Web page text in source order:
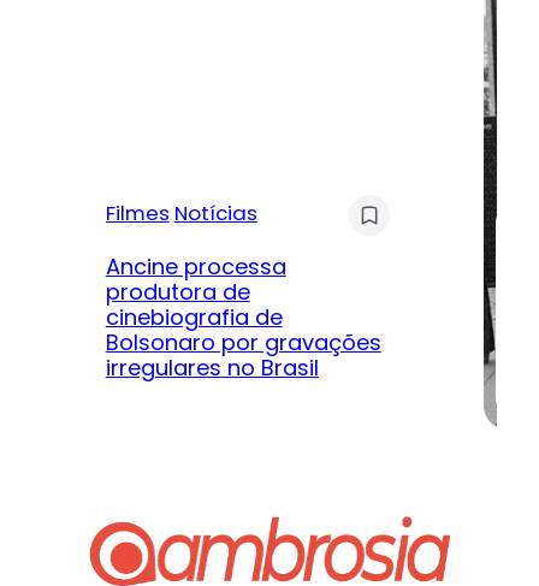
Filmes Notícias
Ancine processa
produtora de
cinebiografia de
Bolsonaro por gravações
irregulares no Brasil